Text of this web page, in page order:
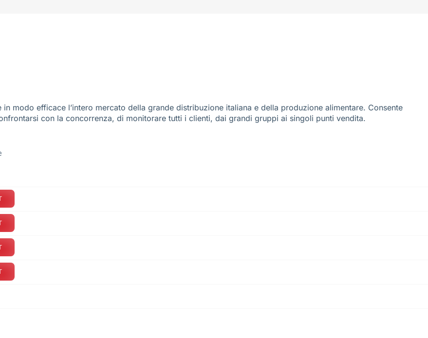
modo efficace l’intero mercato della grande distribuzione italiana e della produzione alimentare. Consente
con la concorrenza, di monitorare tutti i clienti, dai grandi gruppi ai singoli punti vendita.